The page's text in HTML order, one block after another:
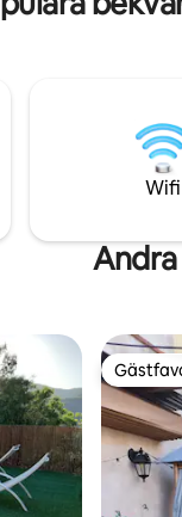
para
som den
njutning
Wifi